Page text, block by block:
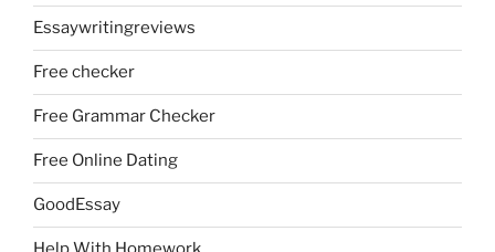
Essaywritingreviews
Free checker
Free Grammar Checker
Free Online Dating
GoodEssay